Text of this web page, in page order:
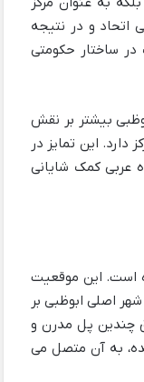
اتحاد و در نتیجه
ساختار حکومتی
بیشتر بر نقش
این تمایز در
عربی کمک شایانی
است. این موقعیت
اصلی ابوظبی بر
چندین پل مدرن و
به آن متصل می